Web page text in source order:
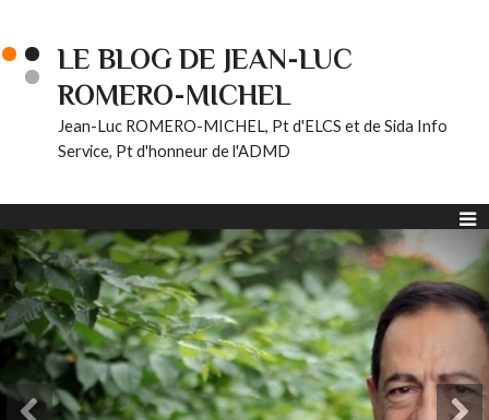
LE BLOG DE JEAN-LUC
ROMERO-MICHEL
Jean-Luc ROMERO-MICHEL, Pt d'ELCS et de Sida Info
Service, Pt d'honneur de l'ADMD